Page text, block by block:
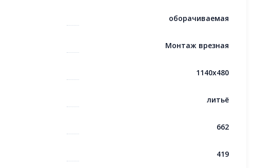
оборачиваемая
Монтаж врезная
1140x480
литьё
662
419